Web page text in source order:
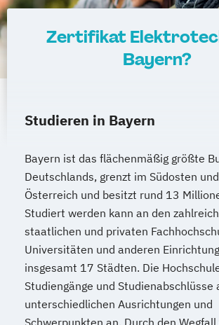
Personalführung und -
Personalmanagement kompakt
Programmieren in C/C++ kompakt
Psycholgische*r Ersthelfer*in
Referent*in Interkulturelle
Wirtschaftskommunikation
Referent*in International
Referent*in International Business
Communication English/French
Referent*in Wirtschaftsrecht
Regelungstechnik
Schulbegleiter*in Senior
Zertifikat
Bayern?
Studieren in Bayern
Bayern ist das flächenmäßig größte
Deutschlands, grenzt im Südosten
Österreich und besitzt rund 13
Studiert werden kann an den
staatlichen und privaten
Universitäten und anderen
insgesamt 17 Städten. Die
Studiengänge und
unterschiedlichen Ausrichtungen und
Schwerpunkten an. Durch den